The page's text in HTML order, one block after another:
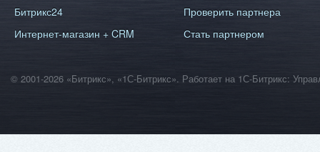
Битрикс24
Интернет-магазин + CRM
Проверить партнера
Стать партнером
© 2001-2026 «Битрикс», «1С-Битрикс». Работает на 1С-Битрикс: